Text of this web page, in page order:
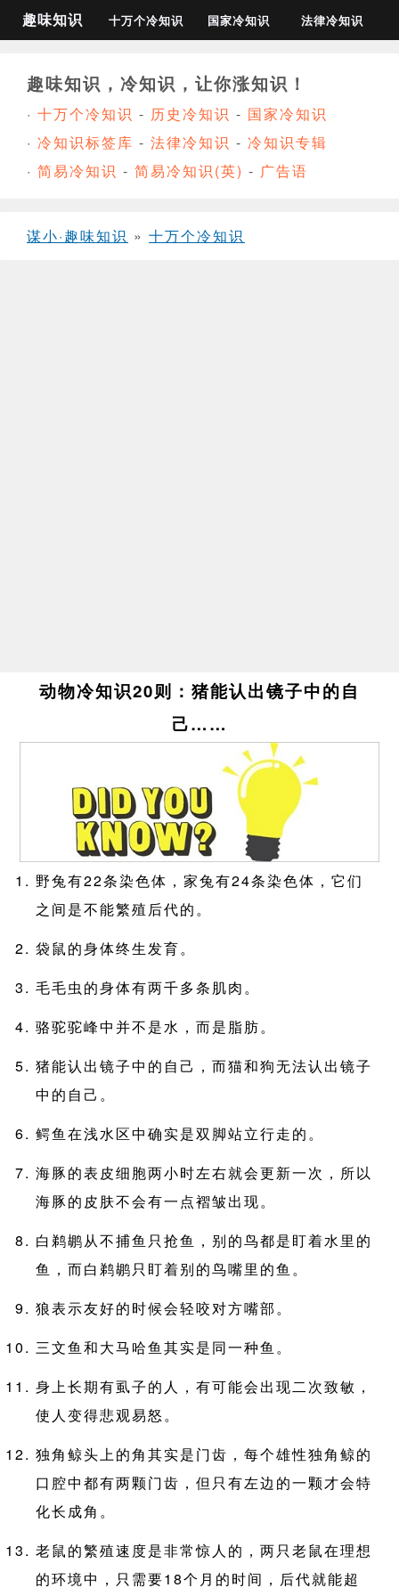
趣味知识 十万个冷知识 国家冷知识 法律冷知识
趣味知识，冷知识，让你涨知识！
· 十万个冷知识 - 历史冷知识 - 国家冷知识
· 冷知识标签库 - 法律冷知识 - 冷知识专辑
· 简易冷知识 - 简易冷知识(英) - 广告语
谋小·趣味知识 » 十万个冷知识
动物冷知识20则：猪能认出镜子中的自
己……
野兔有22条染色体，家兔有24条染色体，它们
之间是不能繁殖后代的。
袋鼠的身体终生发育。
毛毛虫的身体有两千多条肌肉。
骆驼驼峰中并不是水，而是脂肪。
猪能认出镜子中的自己，而猫和狗无法认出镜子
中的自己。
鳄鱼在浅水区中确实是双脚站立行走的。
海豚的表皮细胞两小时左右就会更新一次，所以
海豚的皮肤不会有一点褶皱出现。
白鹈鹕从不捕鱼只抢鱼，别的鸟都是盯着水里的
鱼，而白鹈鹕只盯着别的鸟嘴里的鱼。
狼表示友好的时候会轻咬对方嘴部。
三文鱼和大马哈鱼其实是同一种鱼。
身上长期有虱子的人，有可能会出现二次致敏，
使人变得悲观易怒。
独角鲸头上的角其实是门齿，每个雄性独角鲸的
口腔中都有两颗门齿，但只有左边的一颗才会特
化长成角。
老鼠的繁殖速度是非常惊人的，两只老鼠在理想
的环境中，只需要18个月的时间，后代就能超